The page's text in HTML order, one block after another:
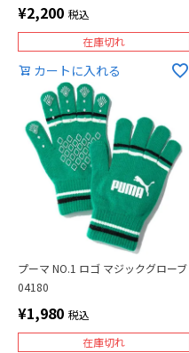
¥2,200 税込
在庫切れ
カートに入れる
プーマ NO.1 ロゴ マジックグローブ
04180
¥1,980 税込
在庫切れ